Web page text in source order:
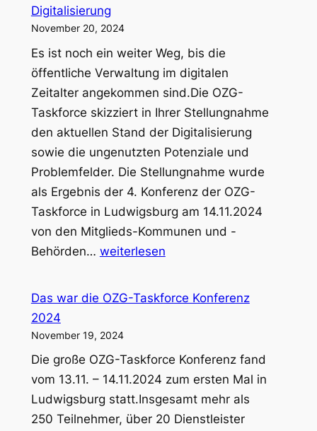
Digitalisierung
November 20, 2024
Es ist noch ein weiter Weg, bis die
öffentliche Verwaltung im digitalen
Zeitalter angekommen sind.Die OZG-
Taskforce skizziert in Ihrer Stellungnahme
den aktuellen Stand der Digitalisierung
sowie die ungenutzten Potenziale und
Problemfelder. Die Stellungnahme wurde
als Ergebnis der 4. Konferenz der OZG-
Taskforce in Ludwigsburg am 14.11.2024
von den Mitglieds-Kommunen und -
Behörden… Stellungnahme
aktuellen
der
weiterlesen
Das war die OZG-Taskforce Konferenz
2024
November 19, 2024
Die große OZG-Taskforce Konferenz fand
vom 13.11. – 14.11.2024 zum ersten Mal in
Ludwigsburg statt.Insgesamt mehr als
250 Teilnehmer, über 20 Dienstleister